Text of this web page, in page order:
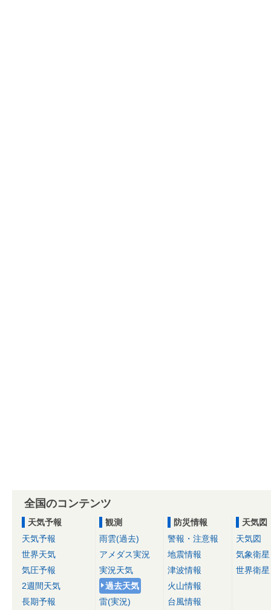
全国のコンテンツ
天気予報
天気予報
世界天気
気圧予報
2週間天気
長期予報
観測
雨雲(過去)
アメダス実況
実況天気
過去天気
雷(実況)
防災情報
警報・注意報
地震情報
津波情報
火山情報
台風情報
天気図
天気図
気象衛星
世界衛星